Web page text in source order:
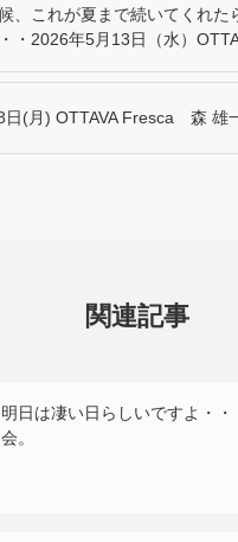
、これが夏まで続いてくれた
・2026年5月13日（水）
日(月) OTTAVA Fresca 森 雄
関連記事
明日は凄い日らしいですよ・
会。